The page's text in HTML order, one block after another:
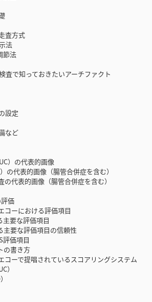
方式
法
法
で知っておきたいアーチファクト
設定
など
の代表的画像
代表的画像（腸管合併症を含む）
表的画像（腸管合併症を含む）
価
ーにおける評価項目
要な評価項目
な評価項目の信頼性
価項目
書き方
ーで提唱されているスコアリングシステム
）